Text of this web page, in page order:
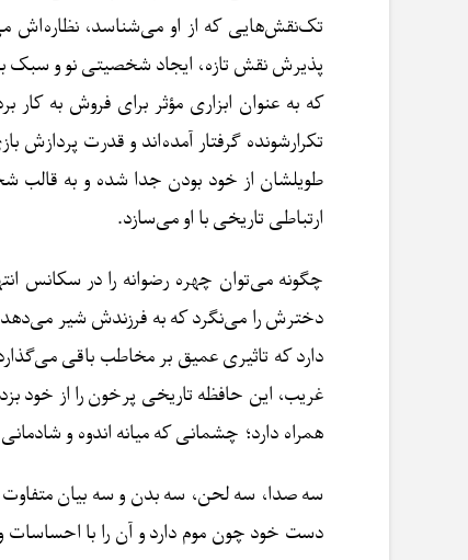
تک‌نقش‌هایی که از او می‌شناسد، نظاره‌اش
پذیرش نقش تازه، ایجاد شخصیتی نو و سبک
که به عنوان ابزاری مؤثر برای فروش به کار
تکرارشونده گرفتار آمده‌اند و قدرت
طویلشان از خود بودن جدا شده و به
ارتباطی تاریخی با او می‌سازد.
چگونه می‌توان چهره رضوانه را در سکانس
دخترش را می‌نگرد که به فرزندش شیر
دارد که تاثیری عمیق بر مخاطب باقی
غریب، این حافظه تاریخی پرخون را از خود
همراه دارد؛ چشمانی که میانه اندوه و
سه صدا، سه لحن، سه بدن و سه بیان متفاوت
دست خود چون موم دارد و آن را با احساسات